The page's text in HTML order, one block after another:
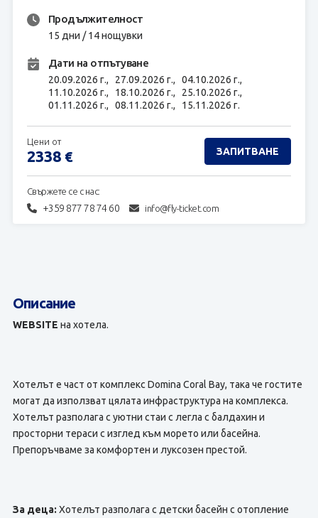
Продължителност
15 дни / 14 нощувки
Дати на отпътуване
20.09.2026 г., 27.09.2026 г., 04.10.2026 г.,
11.10.2026 г., 18.10.2026 г., 25.10.2026 г.,
01.11.2026 г., 08.11.2026 г., 15.11.2026 г.
Свържете се с нас:
+359 877 78 74 60 info@fly-ticket.com
Цени от
2338 € ЗАПИТВАНЕ
Описание
WEBSITE на хотела.
Хотелът е част от комплекс Domina Coral Bay, така че гостите
могат да използват цялата инфраструктура на комплекса.
Хотелът разполага с уютни стаи с легла с балдахин и
просторни тераси с изглед към морето или басейна.
Препоръчваме за комфортен и луксозен престой.
За деца: Хотелът разполага с детски басейн с отопление